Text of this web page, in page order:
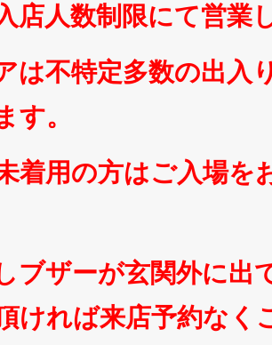
店人数制限にて営業
は不特定多数の出入
す。
着用の方はご入場を
ブザーが玄関外に出
ければ来店予約なく